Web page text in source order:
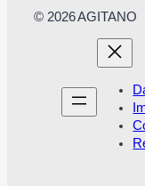
© 2026 AGITANO